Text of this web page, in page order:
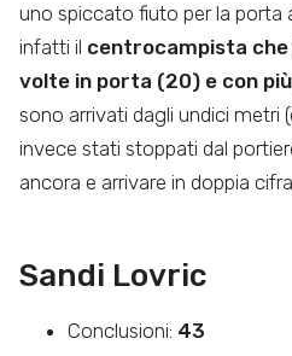
uno spiccato fiuto per la porta
infatti il centrocampista
volte in porta (20) e con
sono arrivati dagli undici metri
invece stati stoppati dal
ancora e arrivare in doppia
Sandi Lovric
Conclusioni: 43